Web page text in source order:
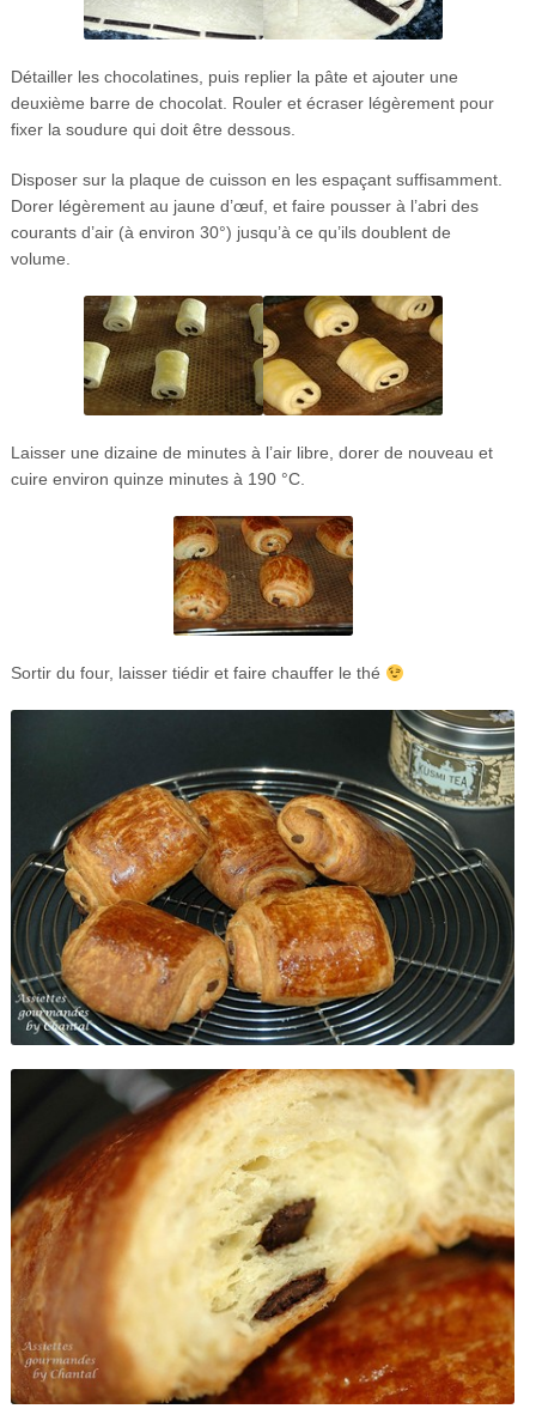
Détailler les chocolatines, puis replier la pâte et ajouter une
deuxième barre de chocolat. Rouler et écraser légèrement pour
fixer la soudure qui doit être dessous.
Disposer sur la plaque de cuisson en les espaçant suffisamment.
Dorer légèrement au jaune d’œuf, et faire pousser à l’abri des
courants d’air (à environ 30°) jusqu’à ce qu’ils doublent de
volume.
Laisser une dizaine de minutes à l’air libre, dorer de nouveau et
cuire environ quinze minutes à 190 °C.
Sortir du four, laisser tiédir et faire chauffer le thé